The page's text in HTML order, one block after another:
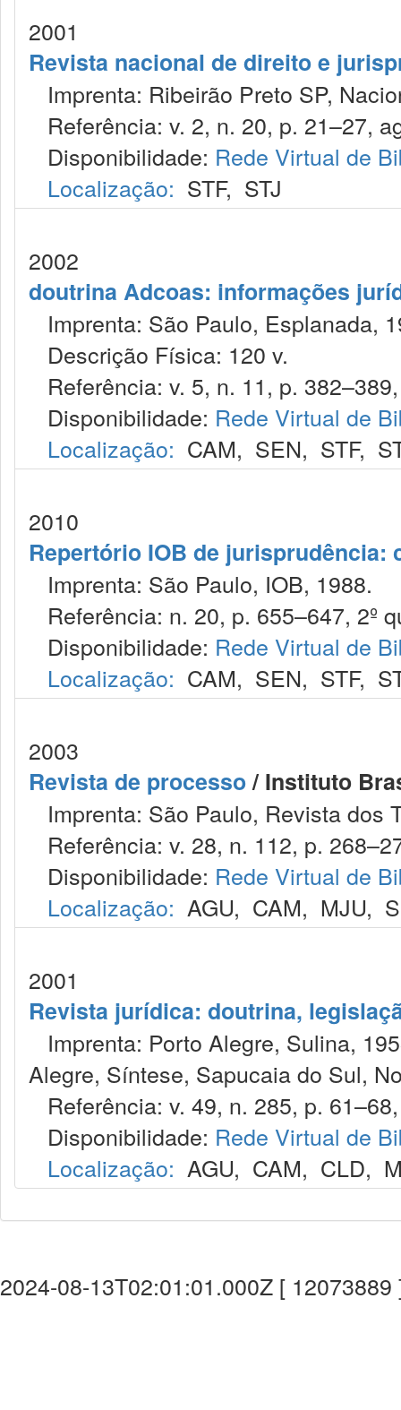
2001
Revista nacional de direito e
Imprenta: Ribeirão Preto SP,
Referência: v. 2, n. 20, p. 21–27,
Disponibilidade: Rede Virtual de
Localização: STF, STJ
2002
doutrina Adcoas: informações
Imprenta: São Paulo, Esplanada,
Descrição Física: 120 v.
Referência: v. 5, n. 11, p.
Disponibilidade: Rede Virtual de
Localização: CAM, SEN, STF,
2010
Repertório IOB de
Imprenta: São Paulo, IOB, 1988.
Referência: n. 20, p. 655–647, 2º
Disponibilidade: Rede Virtual de
Localização: CAM, SEN, STF,
2003
Revista de processo/ Instituto
Imprenta: São Paulo, Revista dos
Referência: v. 28, n. 112, p.
Disponibilidade: Rede Virtual de
Localização: AGU, CAM, MJU,
2001
Revista jurídica: doutrina,
Imprenta: Porto Alegre, Sulina,
Alegre, Síntese, Sapucaia do Sul,
Referência: v. 49, n. 285, p.
Disponibilidade: Rede Virtual de
Localização: AGU, CAM, CLD,
2024-08-13T02:01:01.000Z [ 12073889